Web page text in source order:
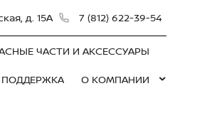
д. 15А 7 (812) 622-39-54
ЧАСТИ И АКСЕССУАРЫ
ПОДДЕРЖКА О КОМПАНИИ